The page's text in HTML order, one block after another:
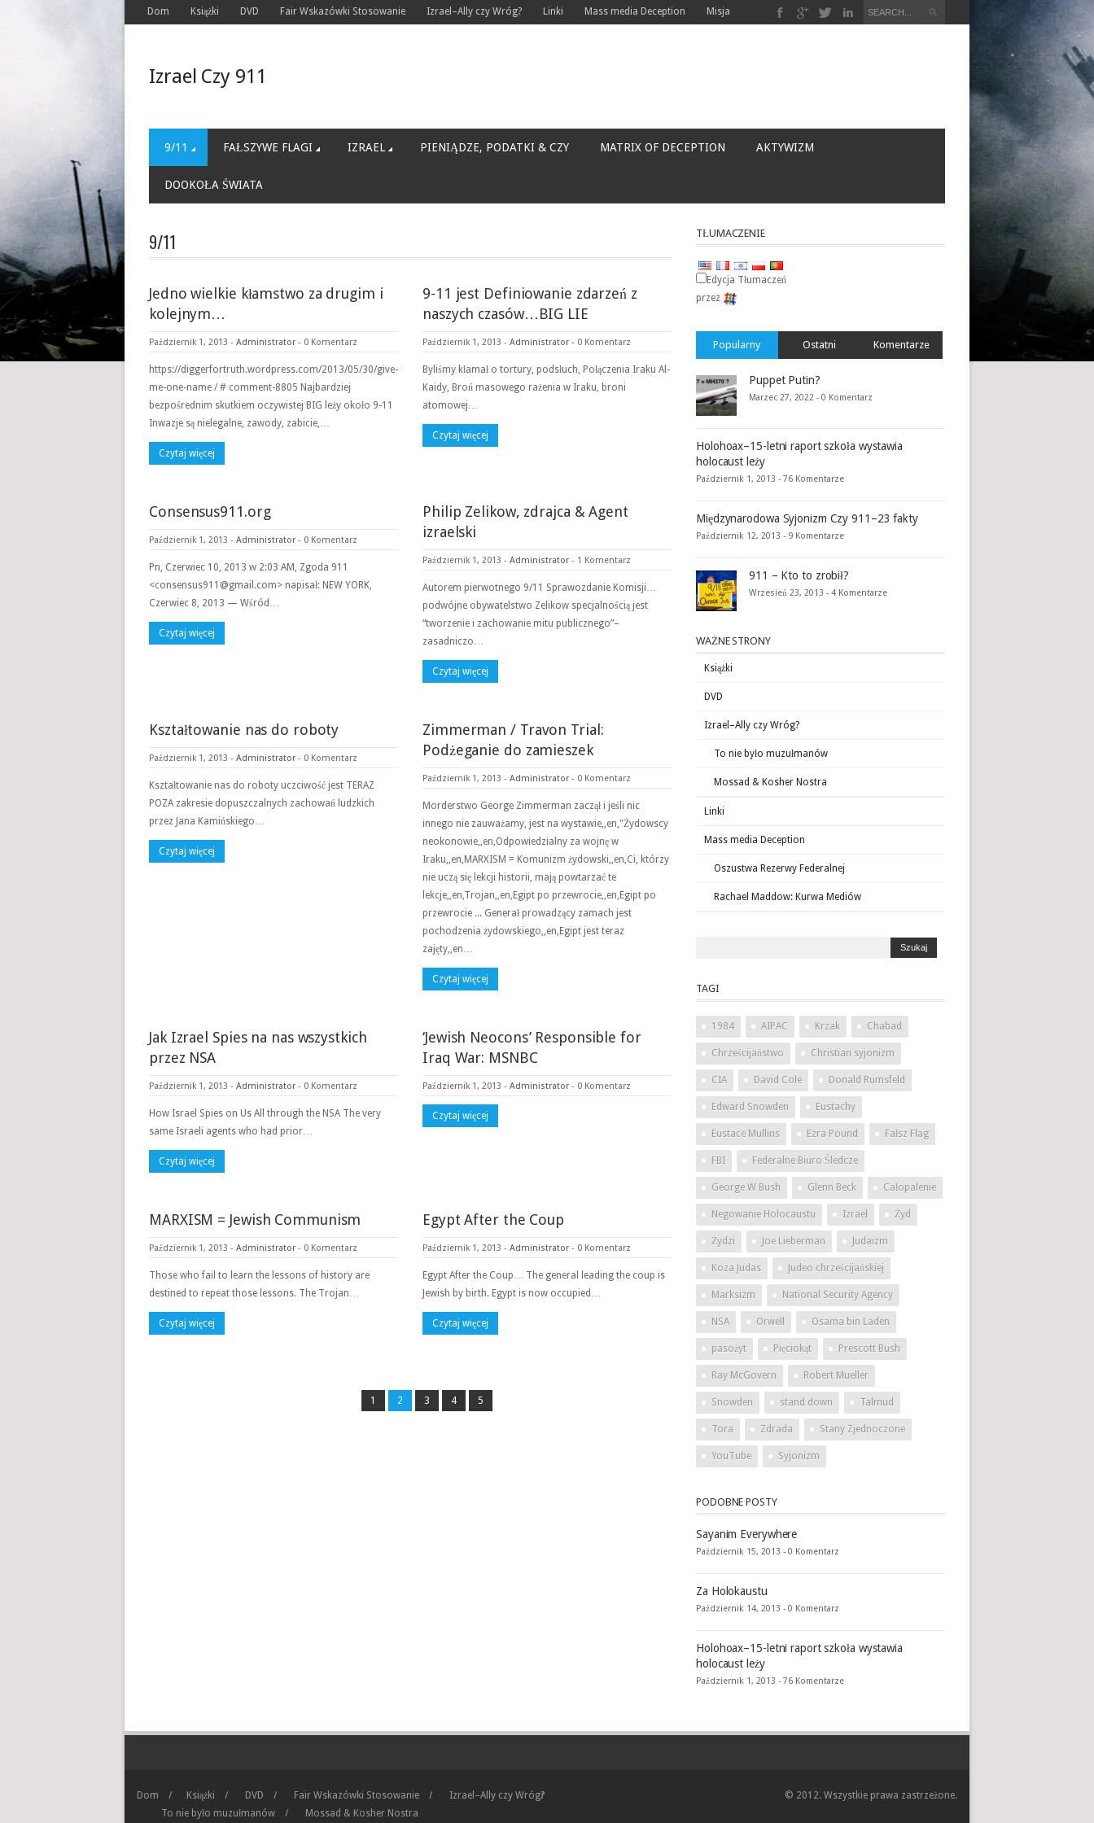
Dom Książki DVD Fair Wskazówki Stosowanie Izrael–Ally czy Wróg? Linki Mass media Deception Misja
Izrael Czy 911
9/11 FAŁSZYWE FLAGI IZRAEL PIENIĄDZE, PODATKI & CZY MATRIX OF DECEPTION AKTYWIZM
DOOKOŁA ŚWIATA
9/11
Jedno wielkie kłamstwo za drugim i
kolejnym…
Październik 1, 2013 - Administrator - 0 Komentarz
https://diggerfortruth.wordpress.com/2013/05/30/give-
me-one-name / # comment-8805 Najbardziej
bezpośrednim skutkiem oczywistej BIG leży około 9-11
Inwazje są nielegalne, zawody, zabicie,…
Czytaj więcej
9-11 jest Definiowanie zdarzeń z
naszych czasów…BIG LIE
Październik 1, 2013 - Administrator - 0 Komentarz
Byliśmy kłamał o tortury, podsłuch, Połączenia Iraku Al-
Kaidy, Broń masowego rażenia w Iraku, broni
atomowej…
Czytaj więcej
Consensus911.org
Październik 1, 2013 - Administrator - 0 Komentarz
Pn, Czerwiec 10, 2013 w 2:03 AM, Zgoda 911
<consensus911@gmail.com> napisał: NEW YORK,
Czerwiec 8, 2013 — Wśród…
Czytaj więcej
Philip Zelikow, zdrajca & Agent
izraelski
Październik 1, 2013 - Administrator - 1 Komentarz
Autorem pierwotnego 9/11 Sprawozdanie Komisji…
podwójne obywatelstwo Zelikow specjalnością jest
“tworzenie i zachowanie mitu publicznego”–
zasadniczo…
Czytaj więcej
Kształtowanie nas do roboty
Październik 1, 2013 - Administrator - 0 Komentarz
Kształtowanie nas do roboty uczciwość jest TERAZ
POZA zakresie dopuszczalnych zachowań ludzkich
przez Jana Kamińskiego…
Czytaj więcej
Zimmerman / Travon Trial:
Podżeganie do zamieszek
Październik 1, 2013 - Administrator - 0 Komentarz
Morderstwo George Zimmerman zaczął i jeśli nic
innego nie zauważamy, jest na wystawie,,en,"Żydowscy
neokonowie,,en,Odpowiedzialny za wojnę w
Iraku,,en,MARXISM = Komunizm żydowski,,en,Ci, którzy
nie uczą się lekcji historii, mają powtarzać te
lekcje,,en,Trojan,,en,Egipt po przewrocie,,en,Egipt po
przewrocie ... Generał prowadzący zamach jest
pochodzenia żydowskiego,,en,Egipt jest teraz
zajęty,,en…
Czytaj więcej
Jak Izrael Spies na nas wszystkich
przez NSA
Październik 1, 2013 - Administrator - 0 Komentarz
How Israel Spies on Us All through the NSA The very
same Israeli agents who had prior…
Czytaj więcej
‘Jewish Neocons’ Responsible for
Iraq War: MSNBC
Październik 1, 2013 - Administrator - 0 Komentarz
Czytaj więcej
MARXISM = Jewish Communism
Październik 1, 2013 - Administrator - 0 Komentarz
Those who fail to learn the lessons of history are
destined to repeat those lessons. The Trojan…
Czytaj więcej
Egypt After the Coup
Październik 1, 2013 - Administrator - 0 Komentarz
Egypt After the Coup… The general leading the coup is
Jewish by birth. Egypt is now occupied…
Czytaj więcej
1 2 3 4 5
TŁUMACZENIE
Edycja Tłumaczeń
przez
Popularny Ostatni Komentarze
Puppet Putin?
Marzec 27, 2022 - 0 Komentarz
Holohoax–15-letni raport szkoła wystawia
holocaust leży
Październik 1, 2013 - 76 Komentarze
Międzynarodowa Syjonizm Czy 911–23 fakty
Październik 12, 2013 - 9 Komentarze
911 – Kto to zrobił?
Wrzesień 23, 2013 - 4 Komentarze
WAŻNE STRONY
Książki
DVD
Izrael–Ally czy Wróg?
To nie było muzułmanów
Mossad & Kosher Nostra
Linki
Mass media Deception
Oszustwa Rezerwy Federalnej
Rachael Maddow: Kurwa Mediów
TAGI
1984 AIPAC Krzak Chabad
Chrześcijaństwo Christian syjonizm
CIA David Cole Donald Rumsfeld
Edward Snowden Eustachy
Eustace Mullins Ezra Pound Fałsz Flag
FBI Federalne Biuro Śledcze
George W Bush Glenn Beck Całopalenie
Negowanie Holocaustu Izrael Żyd
Żydzi Joe Lieberman Judaizm
Koza Judas Judeo chrześcijańskiej
Marksizm National Security Agency
NSA Orwell Osama bin Laden
pasożyt Pięciokąt Prescott Bush
Ray McGovern Robert Mueller
Snowden stand down Talmud
Tora Zdrada Stany Zjednoczone
YouTube Syjonizm
PODOBNE POSTY
Sayanim Everywhere
Październik 15, 2013 - 0 Komentarz
Za Holokaustu
Październik 14, 2013 - 0 Komentarz
Holohoax–15-letni raport szkoła wystawia
holocaust leży
Październik 1, 2013 - 76 Komentarze
Dom Książki DVD Fair Wskazówki Stosowanie
Izrael–Ally czy Wróg?
To nie było muzułmanów
Mossad & Kosher Nostra
© 2012. Wszystkie prawa zastrzeżone.